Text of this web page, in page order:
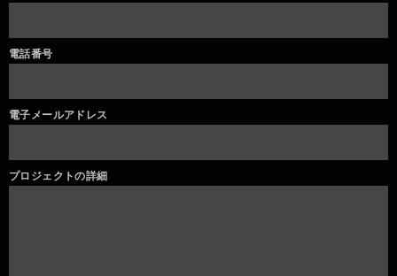
電話番号
電子メールアドレス
プロジェクトの詳細